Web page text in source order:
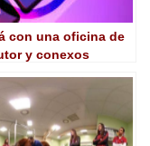
con una oficina de
y conexos